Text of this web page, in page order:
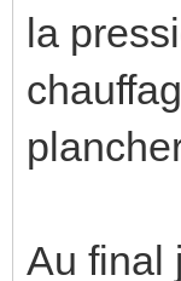
la
Au final